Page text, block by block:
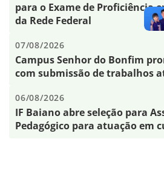
para o Exame de Proficiência
da Rede Federal
07/08/2026
Campus Senhor do Bonfim
com submissão de trabalhos
06/08/2026
IF Baiano abre seleção para
Pedagógico para atuação em